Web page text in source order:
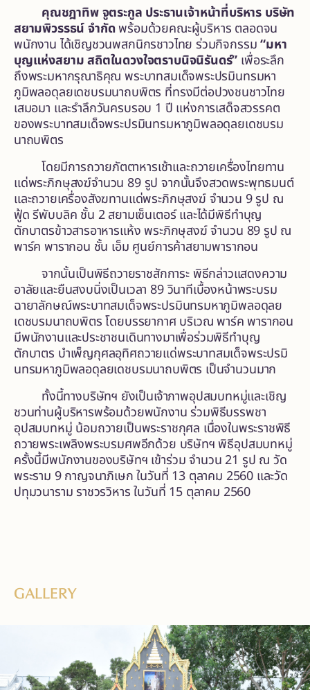
คุณชฎาทิพจูตระกูล ประธานเจ้าหน้าที่บริหาร บริษัท
สยามพิวรรธน์จำกัดพร้อมด้วยคณะผู้บริหาร ตลอดจน
พนักงาน ได้เชิญชวนพสกนิกรชาวไทย ร่วมกิจกรรม“มหา
บุญแห่งสยามสถิตในดวงใจตราบนิจนิรันดร์” เพื่อระลึก
ถึงพระมหากรุณาธิคุณ พระบาทสมเด็จพระปรมินทรมหา
ภูมิพลอดุลยเดชบรมนาถบพิตร ที่ทรงมีต่อปวงชนชาวไทย
เสมอมา และรำลึกวันครบรอบ 1 ปี แห่งการเสด็จสวรรคต
ของพระบาทสมเด็จพระปรมินทรมหาภูมิพลอดุลยเดชบรม
นาถบพิตร
โดยมีการถวายภัตตาหารเช้าและถวายเครื่องไทยทาน
แด่พระภิกษุสงฆ์จำนวน 89 รูป จากนั้นจึงสวดพระพุทธมนต์
และถวายเครื่องสังฆทานแด่พระภิกษุสงฆ์ จำนวน 9 รูป ณ
ฟู้ด รีพับบลิค ชั้น 2 สยามเซ็นเตอร์ และได้มีพิธีทำบุญ
ตักบาตรข้าวสารอาหารแห้ง พระภิกษุสงฆ์ จำนวน 89 รูป ณ
พาร์ค พารากอน ชั้น เอ็ม ศูนย์การค้าสยามพารากอน
จากนั้นเป็นพิธีถวายราชสักการะ พิธีกล่าวแสดงความ
อาลัยและยืนสงบนิ่งเป็นเวลา 89 วินาทีเบื้องหน้าพระบรม
ฉายาลักษณ์พระบาทสมเด็จพระปรมินทรมหาภูมิพลอดุลย
เดชบรมนาถบพิตร โดยบรรยากาศ บริเวณ พาร์ค พารากอน
มีพนักงานและประชาชนเดินทางมาเพื่อร่วมพิธีทำบุญ
ตักบาตร บำเพ็ญกุศลอุทิศถวายแด่พระบาทสมเด็จพระปรมิ
นทรมหาภูมิพลอดุลยเดชบรมนาถบพิตร เป็นจำนวนมาก
ทั้งนี้ทางบริษัทฯ ยังเป็นเจ้าภาพอุปสมบทหมู่และเชิญ
ชวนท่านผู้บริหารพร้อมด้วยพนักงาน ร่วมพิธีบรรพชา
อุปสมบทหมู่ น้อมถวายเป็นพระราชกุศล เนื่องในพระราชพิธี
ถวายพระเพลิงพระบรมศพอีกด้วย บริษัทฯ พิธีอุปสมบทหมู่
ครั้งนี้มีพนักงานของบริษัทฯ เข้าร่วมจำนวน21 รูป ณ วัด
พระราม 9กาญจนาภิเษก ในวันที่ 13 ตุลาคม 2560 และวัด
ปทุมวนารามราชวรวิหารในวันที่ 15 ตุลาคม 2560
GALLERY